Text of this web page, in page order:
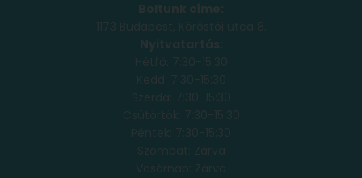
Boltunk címe:
1173 Budapest, Köröstói utca 8.
Nyitvatartás:
Hétfő: 7:30-15:30
Kedd: 7:30-15:30
Szerda: 7:30-15:30
Csütörtök: 7:30-15:30
Péntek: 7:30-15:30
Szombat: Zárva
Vasárnap: Zárva